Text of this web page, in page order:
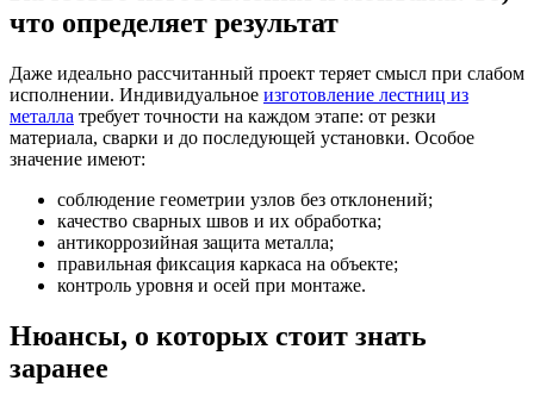
что определяет результат
Даже идеально рассчитанный проект теряет смысл при слабом
исполнении. Индивидуальное изготовление лестниц из
металла требует точности на каждом этапе: от резки
материала, сварки и до последующей установки. Особое
значение имеют:
соблюдение геометрии узлов без отклонений;
качество сварных швов и их обработка;
антикоррозийная защита металла;
правильная фиксация каркаса на объекте;
контроль уровня и осей при монтаже.
Нюансы, о которых стоит знать
заранее